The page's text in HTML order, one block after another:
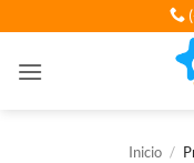
al
Inicio /